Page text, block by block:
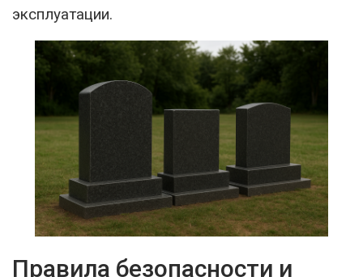
эксплуатации.
Правила безопасности и